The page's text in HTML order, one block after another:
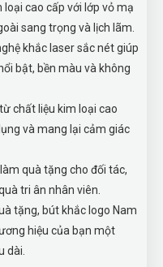
loại cao cấp với lớp vỏ mạ
sang trọng và lịch lãm.
khắc laser sắc nét giúp
bật, bền màu và không
chất liệu kim loại cao
và mang lại cảm giác
quà tặng cho đối tác,
tri ân nhân viên.
tặng, bút khắc logo Nam
hiệu của bạn một
dài.